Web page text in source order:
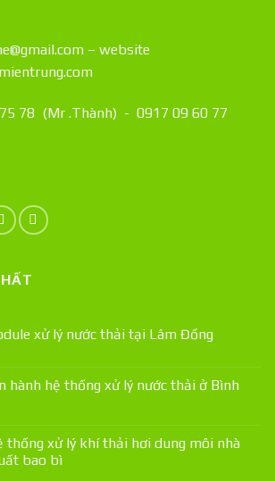
– website
78 (Mr .Thành) - 0917 09 60 77
xử lý nước thải tại Lâm Đồng
hành hệ thống xử lý nước thải ở Bình
thống xử lý khí thải hơi dung môi nhà
bao bì